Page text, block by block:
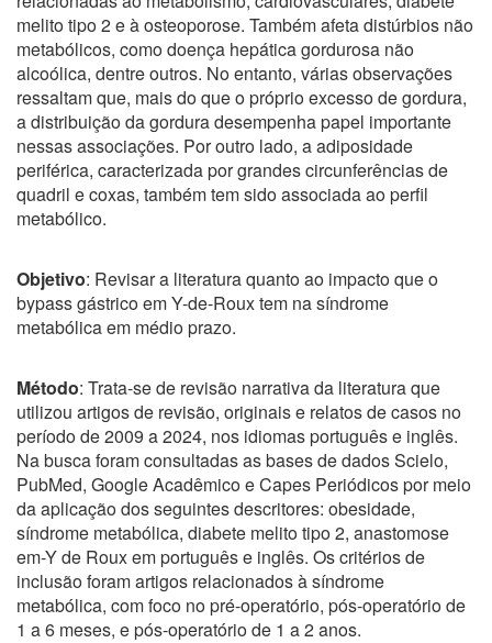
melito tipo 2 e à osteoporose. Também afeta distúrbios não
metabólicos, como doença hepática gordurosa não
alcoólica, dentre outros. No entanto, várias observações
ressaltam que, mais do que o próprio excesso de gordura,
a distribuição da gordura desempenha papel importante
nessas associações. Por outro lado, a adiposidade
periférica, caracterizada por grandes circunferências de
quadril e coxas, também tem sido associada ao perfil
metabólico.
Objetivo: Revisar a literatura quanto ao impacto que o
bypass gástrico em Y-de-Roux tem na síndrome
metabólica em médio prazo.
Método: Trata-se de revisão narrativa da literatura que
utilizou artigos de revisão, originais e relatos de casos no
período de 2009 a 2024, nos idiomas português e inglês.
Na busca foram consultadas as bases de dados Scielo,
PubMed, Google Acadêmico e Capes Periódicos por meio
da aplicação dos seguintes descritores: obesidade,
síndrome metabólica, diabete melito tipo 2, anastomose
em-Y de Roux em português e inglês. Os critérios de
inclusão foram artigos relacionados à síndrome
metabólica, com foco no pré-operatório, pós-operatório de
1 a 6 meses, e pós-operatório de 1 a 2 anos.